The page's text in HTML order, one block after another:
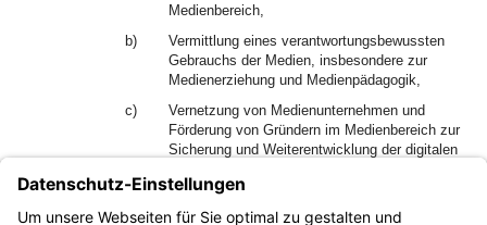
Medienbereich,
b)
Vermittlung eines verantwortungsbewussten
Gebrauchs der Medien, insbesondere zur
Medienerziehung und Medienpädagogik,
c)
Vernetzung von Medienunternehmen und
Förderung von Gründern im Medienbereich zur
Sicherung und Weiterentwicklung der digitalen
Stärkung der nationalen und internationalen
Sichtbarkeit des Medienstandorts Bayern.